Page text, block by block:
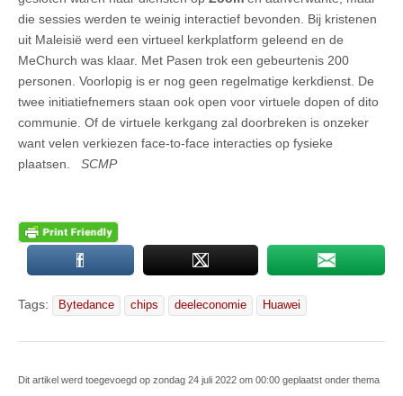
die sessies werden te weinig interactief bevonden. Bij kristenen
uit Maleisië werd een virtueel kerkplatform geleend en de
MeChurch was klaar. Met Pasen trok een gebeurtenis 200
personen. Voorlopig is er nog geen regelmatige kerkdienst. De
twee initiatiefnemers staan ook open voor virtuele dopen of dito
communie. Of de virtuele kerkgang zal doorbreken is onzeker
want velen verkiezen face-to-face interacties op fysieke
plaatsen. SCMP
Tags: Bytedance chips deeleconomie Huawei
Dit artikel werd toegevoegd op zondag 24 juli 2022 om 00:00 geplaatst onder thema